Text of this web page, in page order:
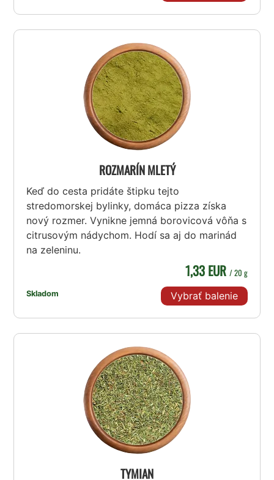
ROZMARÍN MLETÝ
Keď do cesta pridáte štipku tejto
stredomorskej bylinky, domáca pizza získa
nový rozmer. Vynikne jemná borovicová vôňa s
citrusovým nádychom. Hodí sa aj do marinád
na zeleninu.
Skladom
1,33 EUR / 20 g
Vybrať balenie
TYMIAN